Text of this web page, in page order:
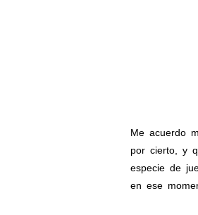
Me acuerdo
por cierto, y
especie de
en ese